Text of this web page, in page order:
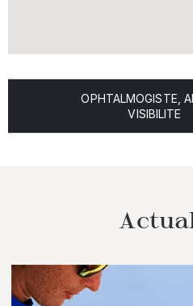
OPHTALMOGISTE,
VISIBILITE